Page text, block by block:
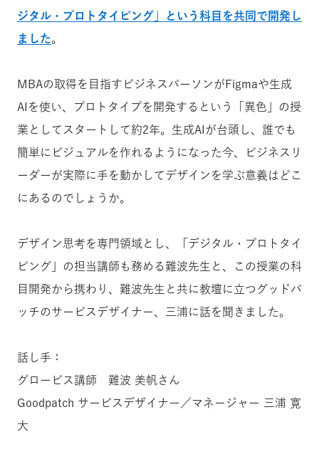
ジタル・プロトタイピング」という科目を共同で開発し
ました。
MBAの取得を目指すビジネスパーソンがFigmaや生成
AIを使い、プロトタイプを開発するという「異色」の授
業としてスタートして約2年。生成AIが台頭し、誰でも
簡単にビジュアルを作れるようになった今、ビジネスリ
ーダーが実際に手を動かしてデザインを学ぶ意義はどこ
にあるのでしょうか。
デザイン思考を専門領域とし、「デジタル・プロトタイ
ピング」の担当講師も務める難波先生と、この授業の科
目開発から携わり、難波先生と共に教壇に立つグッドパ
ッチのサービスデザイナー、三浦に話を聞きました。
話し手：
グロービス講師 難波 美帆さん
Goodpatch サービスデザイナー／マネージャー 三浦 寛
大